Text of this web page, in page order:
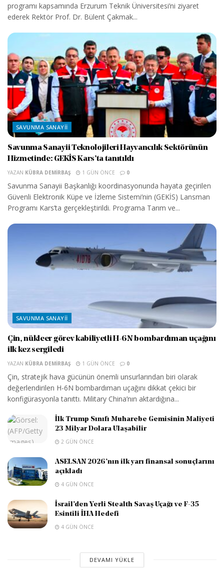
programı kapsamında Erzurum Teknik Üniversitesi’ni ziyaret
ederek Rektör Prof. Dr. Bülent Çakmak...
SAVUNMA SANAYII
Savunma Sanayii Teknolojileri Hayvancılık Sektörünün
Hizmetinde: GEKİS Kars’ta tanıtıldı
YAZAN KÜBRA DEMIRBAŞ 1 GÜN ÖNCE 0
Savunma Sanayii Başkanlığı koordinasyonunda hayata geçirilen
Güvenli Elektronik Küpe ve İzleme Sistemi’nin (GEKİS) Lansman
Programı Kars’ta gerçekleştirildi. Programa Tarım ve...
SAVUNMA SANAYII
Çin, nükleer görev kabiliyetli H-6N bombardıman uçağını
ilk kez sergiledi
YAZAN KÜBRA DEMIRBAŞ 1 GÜN ÖNCE 0
Çin, stratejik hava gücünün önemli unsurlarından biri olarak
değerlendirilen H-6N bombardıman uçağını dikkat çekici bir
konfigürasyonla tanıttı. Military China’nın aktardığına...
İlk Trump Sınıfı Muharebe Gemisinin Maliyeti
23 Milyar Dolara Ulaşabilir
2 GÜN ÖNCE
ASELSAN 2026’nın ilk yarı finansal sonuçlarını
açıkladı
4 GÜN ÖNCE
İsrail’den Yerli Stealth Savaş Uçağı ve F-35
Esintili İHA Hedefi
4 GÜN ÖNCE
DEVAMI YÜKLE